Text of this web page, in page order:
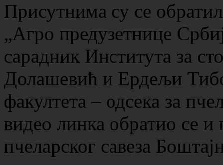
Присутнима су се
„Агро предузетнице
сарадник Института за
Долашевић и Ердељи
факултета – одсека за
видео линка обратио се и
пчеларског савеза